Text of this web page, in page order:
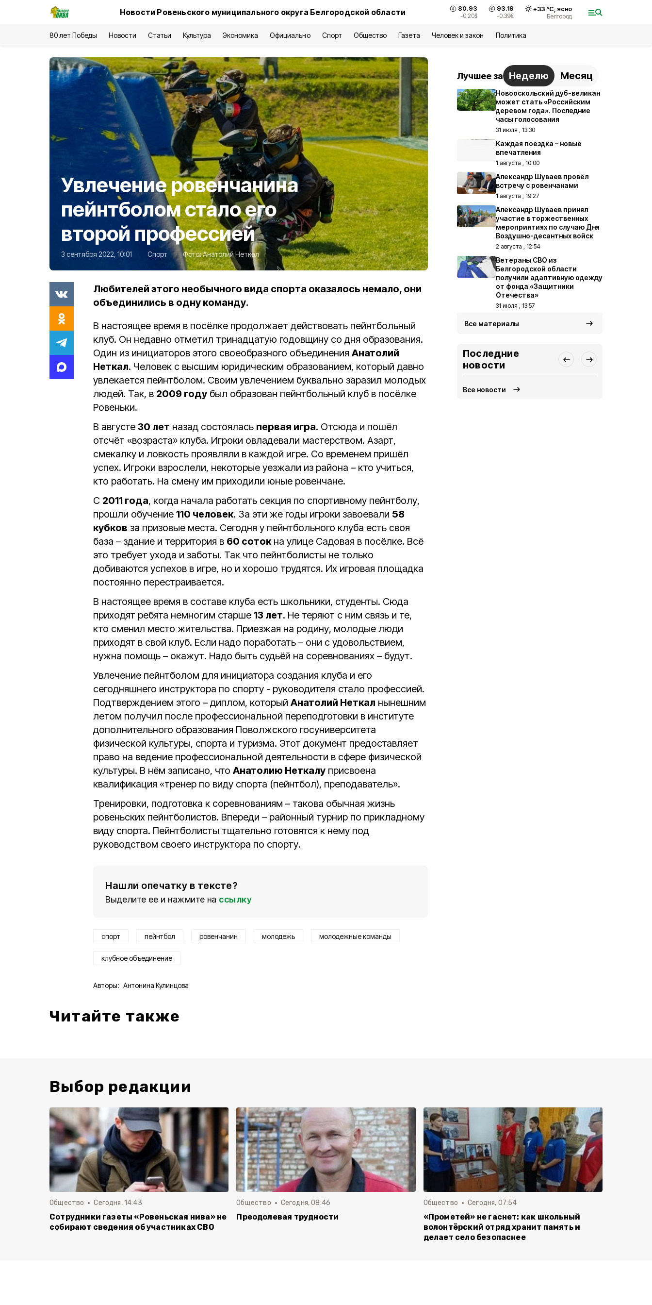
Новости Ровеньского муниципального округа Белгородской области 80.93
-0.20$
93.19
-0.39€
+33 °С, ясно
Белгород
80 лет Победы Новости Статьи Культура Экономика Официально Спорт Общество Газета Человек и закон Политика
Увлечение ровенчанина
пейнтболом стало его
второй профессией
3 сентября 2022, 10:01 Спорт Фото:Анатолий Неткал
Любителей этого необычного вида спорта оказалось немало, они
объединились в одну команду.
В настоящее время в посёлке продолжает действовать пейнтбольный
клуб. Он недавно отметил тринадцатую годовщину со дня образования.
Один из инициаторов этого своеобразного объединения Анатолий
Неткал. Человек с высшим юридическим образованием, который давно
увлекается пейнтболом. Своим увлечением буквально заразил молодых
людей. Так, в 2009 году был образован пейнтбольный клуб в посёлке
Ровеньки.
В августе 30 лет назад состоялась первая игра. Отсюда и пошёл
отсчёт «возраста» клуба. Игроки овладевали мастерством. Азарт,
смекалку и ловкость проявляли в каждой игре. Со временем пришёл
успех. Игроки взрослели, некоторые уезжали из района – кто учиться,
кто работать. На смену им приходили юные ровенчане.
С 2011 года, когда начала работать секция по спортивному пейнтболу,
прошли обучение 110 человек. За эти же годы игроки завоевали 58
кубков за призовые места. Сегодня у пейнтбольного клуба есть своя
база – здание и территория в 60 сотокна улице Садовая в посёлке. Всё
это требует ухода и заботы. Так что пейнтболисты не только
добиваются успехов в игре, но и хорошо трудятся. Их игровая площадка
постоянно перестраивается.
В настоящее время в составе клуба есть школьники, студенты. Сюда
приходят ребята немногим старше 13 лет. Не теряют с ним связь и те,
кто сменил место жительства. Приезжая на родину, молодые люди
приходят в свой клуб. Если надо поработать – они с удовольствием,
нужна помощь – окажут. Надо быть судьёй на соревнованиях – будут.
Увлечение пейнтболом для инициатора создания клуба и его
сегодняшнего инструктора по спорту - руководителя стало профессией.
Подтверждением этого – диплом, который Анатолий Неткал нынешним
летом получил после профессиональной переподготовки в институте
дополнительного образования Поволжского госуниверситета
физической культуры, спорта и туризма. Этот документ предоставляет
право на ведение профессиональной деятельности в сфере физической
культуры. В нём записано, что Анатолию Неткалу присвоена
квалификация «тренер по виду спорта (пейнтбол), преподаватель».
Тренировки, подготовка к соревнованиям – такова обычная жизнь
ровеньских пейнтболистов. Впереди – районный турнир по прикладному
виду спорта. Пейнтболисты тщательно готовятся к нему под
руководством своего инструктора по спорту.
Нашли опечатку в тексте?
Выделите ее и нажмите на ссылку
спорт пейнтбол ровенчанин молодежь молодежные команды
клубное объединение
Авторы: Антонина Кулинцова
Читайте также
Лучшее за Неделю Месяц
Новооскольский дуб-великан
может стать «Российским
деревом года». Последние
часы голосования
31 июля , 13:30
Каждая поездка – новые
впечатления
1 августа , 10:00
Александр Шуваев провёл
встречу с ровенчанами
1 августа , 19:27
Александр Шуваев принял
участие в торжественных
мероприятиях по случаю Дня
Воздушно-десантных войск
2 августа , 12:54
Ветераны СВО из
Белгородской области
получили адаптивную одежду
от фонда «Защитники
Отечества»
31 июля , 13:57
Все материалы
Последние
новости
Все новости
Выбор редакции
Общество Сегодня, 14:43
Сотрудники газеты «Ровеньская нива» не
собирают сведения об участниках СВО
Общество Сегодня, 08:46
Преодолевая трудности
Общество Сегодня, 07:54
«Прометей» не гаснет: как школьный
волонтёрский отряд хранит память и
делает село безопаснее